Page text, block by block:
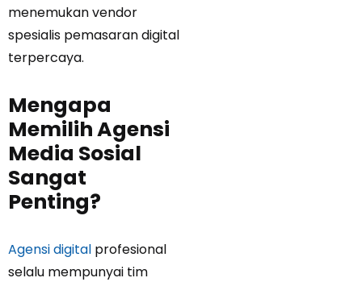
menemukan vendor
spesialis pemasaran digital
terpercaya.
Mengapa
Memilih Agensi
Media Sosial
Sangat
Penting?
Agensi digital profesional
selalu mempunyai tim